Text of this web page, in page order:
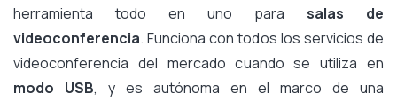
herramienta todo en uno para salas de
videoconferencia. Funciona con todos los servicios de
videoconferencia del mercado cuando se utiliza en
modo USB, y es autónoma en el marco de una